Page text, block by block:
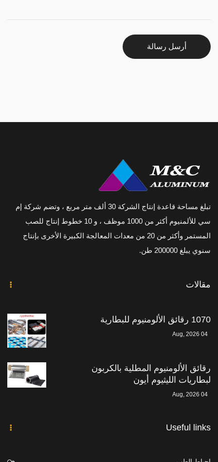
أرسل رسالة
تبلغ مساحة قاعدة إنتاج الشركة 30 ألف متر مربع ، وتضم شركة إم
سي للألمنيوم أكثر من 1000 موظف ، و 10 خطوط إنتاج للصب
المستمر وأكثر من 20 من معدات المعالجة الكبيرة الأخرى بإنتاج
سنوي يبلغ 200000 طن.
مقالات
1070 رقائق الألومنيوم للبطارية
04 Aug, 2026
رقائق الألومنيوم المطلية بالكربون
لبطاريات الليثيوم أيون
04 Aug, 2026
Useful links